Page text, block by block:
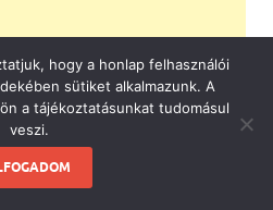
hogy a honlap felhasználói
sütiket alkalmazunk. A
a tájékoztatásunkat tudomásul
veszi.